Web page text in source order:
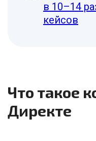
в 10–14
кейсов
Что такое
Директе